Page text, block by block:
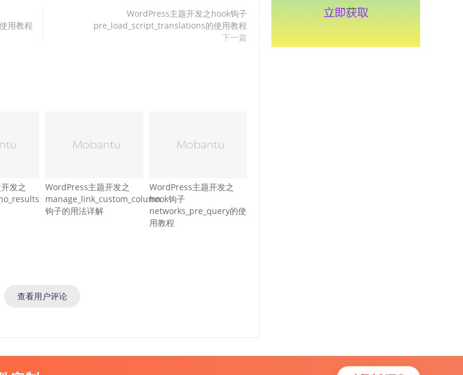
用教程
WordPress主题开发之hook钩子
pre_load_script_translations的使用教程
下一篇
发之
WordPress主题开发之
manage_link_custom_column
钩子的用法详解
WordPress主题开发之
hook钩子
networks_pre_query的使
用教程
查看用户评论